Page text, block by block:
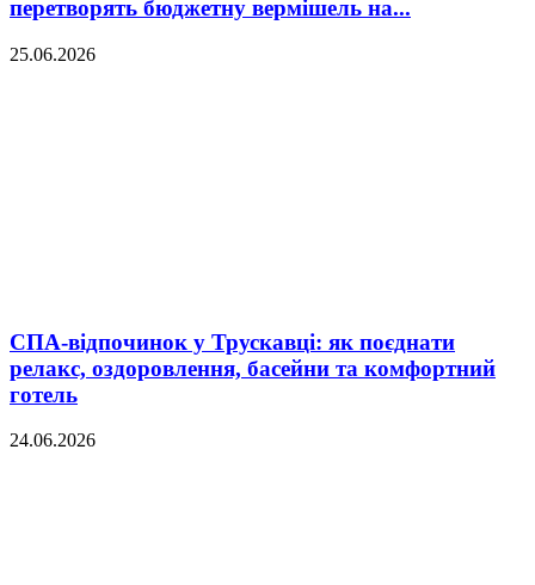
перетворять бюджетну вермішель на...
25.06.2026
СПА-відпочинок у Трускавці: як поєднати
релакс, оздоровлення, басейни та комфортний
готель
24.06.2026